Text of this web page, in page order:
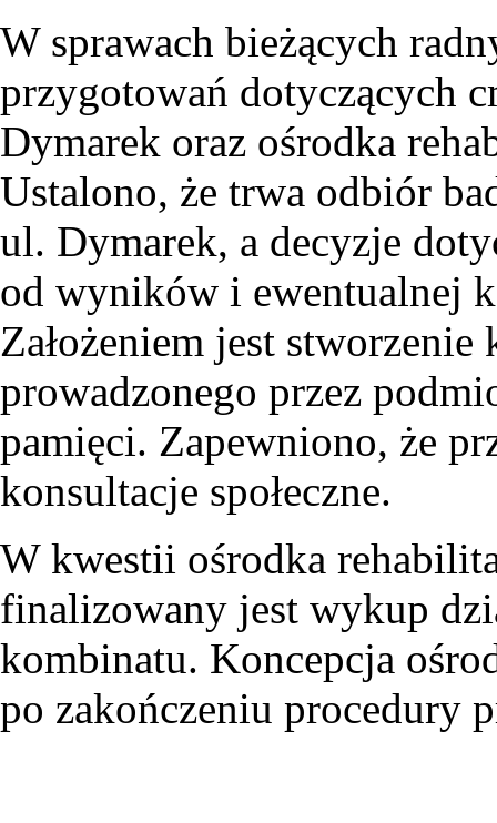
W sprawach bieżących
przygotowań dotyczących
Dymarek oraz ośrodka
Ustalono, że trwa odbiór
ul. Dymarek, a decyzje
od wyników i ewentualnej
Założeniem jest
prowadzonego przez
pamięci. Zapewniono, że
konsultacje społeczne.
W kwestii ośrodka
finalizowany jest wykup
kombinatu. Koncepcja
po zakończeniu procedury